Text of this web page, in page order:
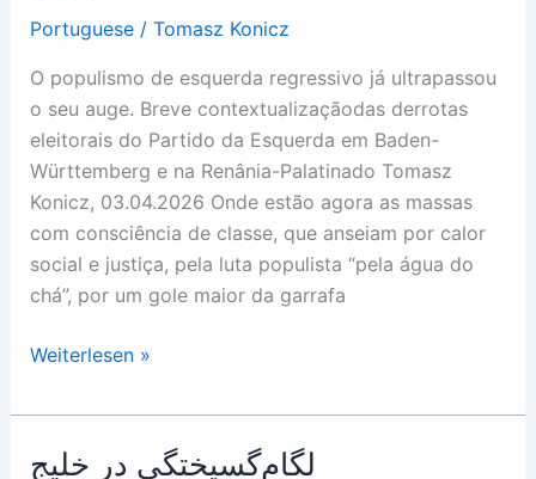
Portuguese/ Tomasz Konicz
O populismo de esquerda regressivo já ultrapassou
o seu auge. Breve contextualizaçãodas derrotas
eleitorais do Partido da Esquerda em Baden-
Württemberg e na Renânia-Palatinado Tomasz
Konicz, 03.04.2026 Onde estão agora as massas
com consciência de classe, que anseiam por calor
social e justiça, pela luta populista “pela água do
chá”, por um gole maior da garrafa
O
beco
sem
Weiterlesen »
لگام‌گسیختگی در خلیج